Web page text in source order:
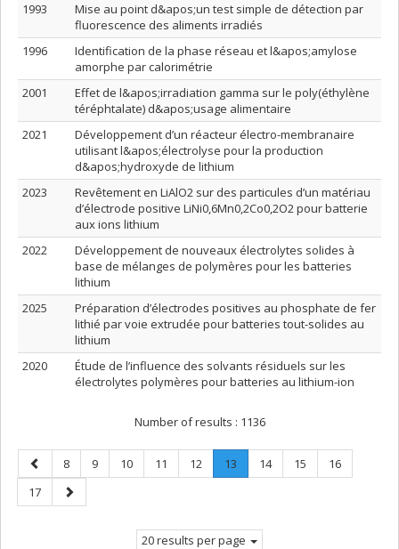
1993
Mise au point d&apos;un test simple de détection par
fluorescence des aliments irradiés
1996
Identification de la phase réseau et l&apos;amylose
amorphe par calorimétrie
2001
Effet de l&apos;irradiation gamma sur le poly(éthylène
téréphtalate) d&apos;usage alimentaire
2021
Développement d’un réacteur électro-membranaire
utilisant l&apos;électrolyse pour la production
d&apos;hydroxyde de lithium
2023
Revêtement en LiAlO2 sur des particules d’un matériau
d’électrode positive LiNi0,6Mn0,2Co0,2O2 pour batterie
aux ions lithium
2022
Développement de nouveaux électrolytes solides à
base de mélanges de polymères pour les batteries
lithium
2025
Préparation d’électrodes positives au phosphate de fer
lithié par voie extrudée pour batteries tout-solides au
lithium
2020
Étude de l’influence des solvants résiduels sur les
électrolytes polymères pour batteries au lithium-ion
Number of results : 1136
Previous
page
Page
8 Page
9 Page
10 Page
11 Page
12 Page
13
Current
Page
14 Page
15 Page
16
Page
17
Next
page
20 results per page